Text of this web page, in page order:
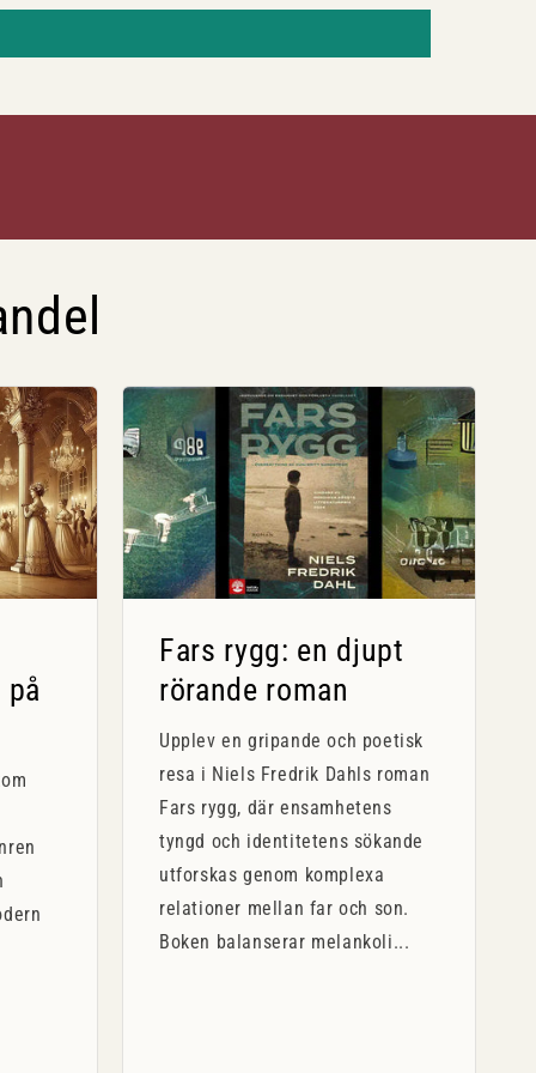
på
Fars rygg: en djupt
rörande roman
Upplev en gripande och poetisk
resa i Niels Fredrik Dahls roman
Fars rygg, där ensamhetens
tyngd och identitetens sökande
utforskas genom komplexa
relationer mellan far och son.
Boken balanserar melankoli...